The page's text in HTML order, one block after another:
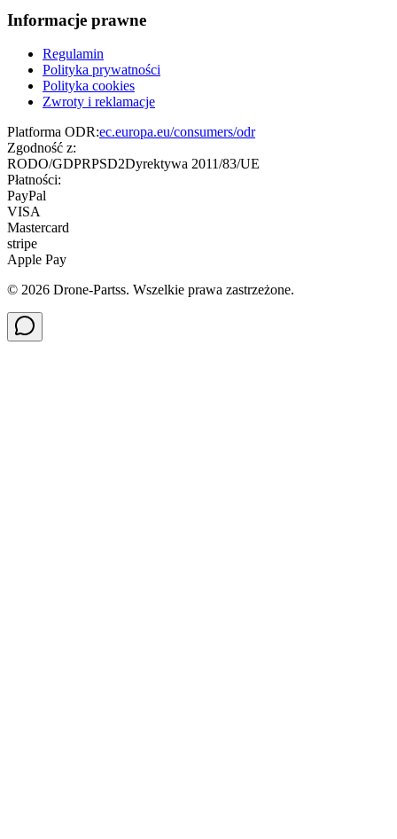
Informacje prawne
Regulamin
Polityka prywatności
Polityka cookies
Zwroty i reklamacje
Platforma ODR:ec.europa.eu/consumers/odr
Zgodność z:
RODO/GDPRPSD2Dyrektywa 2011/83/UE
Płatności:
PayPal
VISA
Mastercard
stripe
Apple Pay
© 2026 Drone-Partss. Wszelkie prawa zastrzeżone.